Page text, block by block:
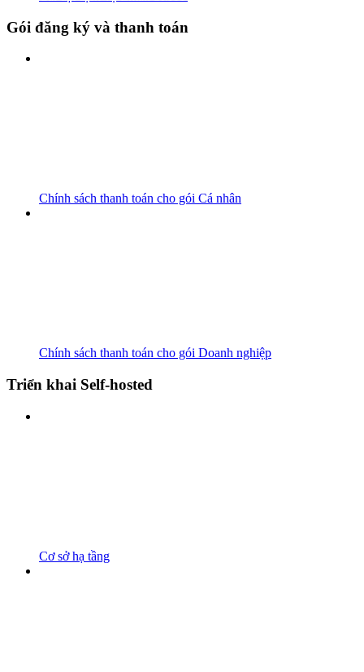
Gói đăng ký và thanh toán
Chính sách thanh toán cho gói Cá nhân
Chính sách thanh toán cho gói Doanh nghiệp
Triển khai Self-hosted
Cơ sở hạ tầng